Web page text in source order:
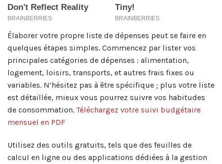
Élaborer votre propre liste de dépenses peut se faire en
quelques étapes simples. Commencez par lister vos
principales catégories de dépenses : alimentation,
logement, loisirs, transports, et autres frais fixes ou
variables. N’hésitez pas à être spécifique ; plus votre liste
est détaillée, mieux vous pourrez suivre vos habitudes
de consommation. Téléchargez votre suivi budgétaire
mensuel en PDF
Utilisez des outils gratuits, tels que des feuilles de
calcul en ligne ou des applications dédiées à la gestion